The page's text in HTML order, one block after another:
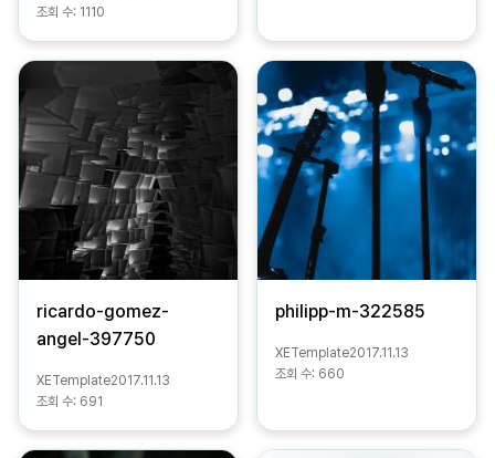
조회 수: 1110
ricardo-gomez-
angel-397750
XETemplate2017.11.13
조회 수: 691
philipp-m-322585
XETemplate2017.11.13
조회 수: 660